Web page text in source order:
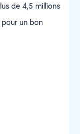
de 4,5 millions
un bon